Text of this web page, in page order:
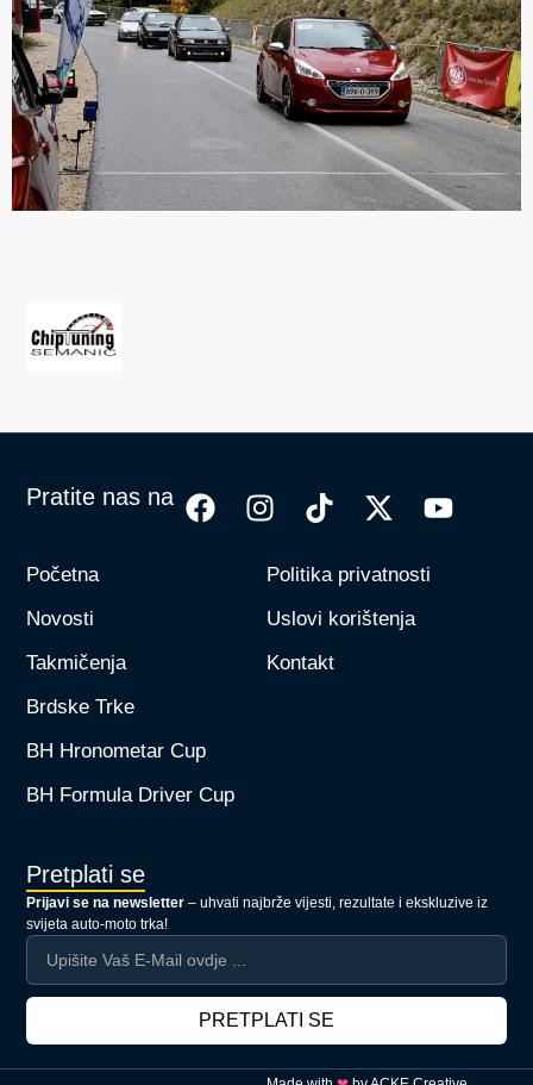
Pratite nas na
Početna
Novosti
Takmičenja
Brdske Trke
BH Hronometar Cup
BH Formula Driver Cup
Politika privatnosti
Uslovi korištenja
Kontakt
Pretplati se
Prijavi se na newsletter – uhvati najbrže vijesti, rezultate i ekskluzive iz
svijeta auto-moto trka!
PRETPLATI SE